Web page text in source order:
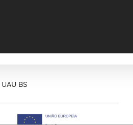
UAU BS